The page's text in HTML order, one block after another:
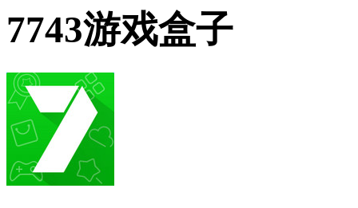
7743游戏盒子